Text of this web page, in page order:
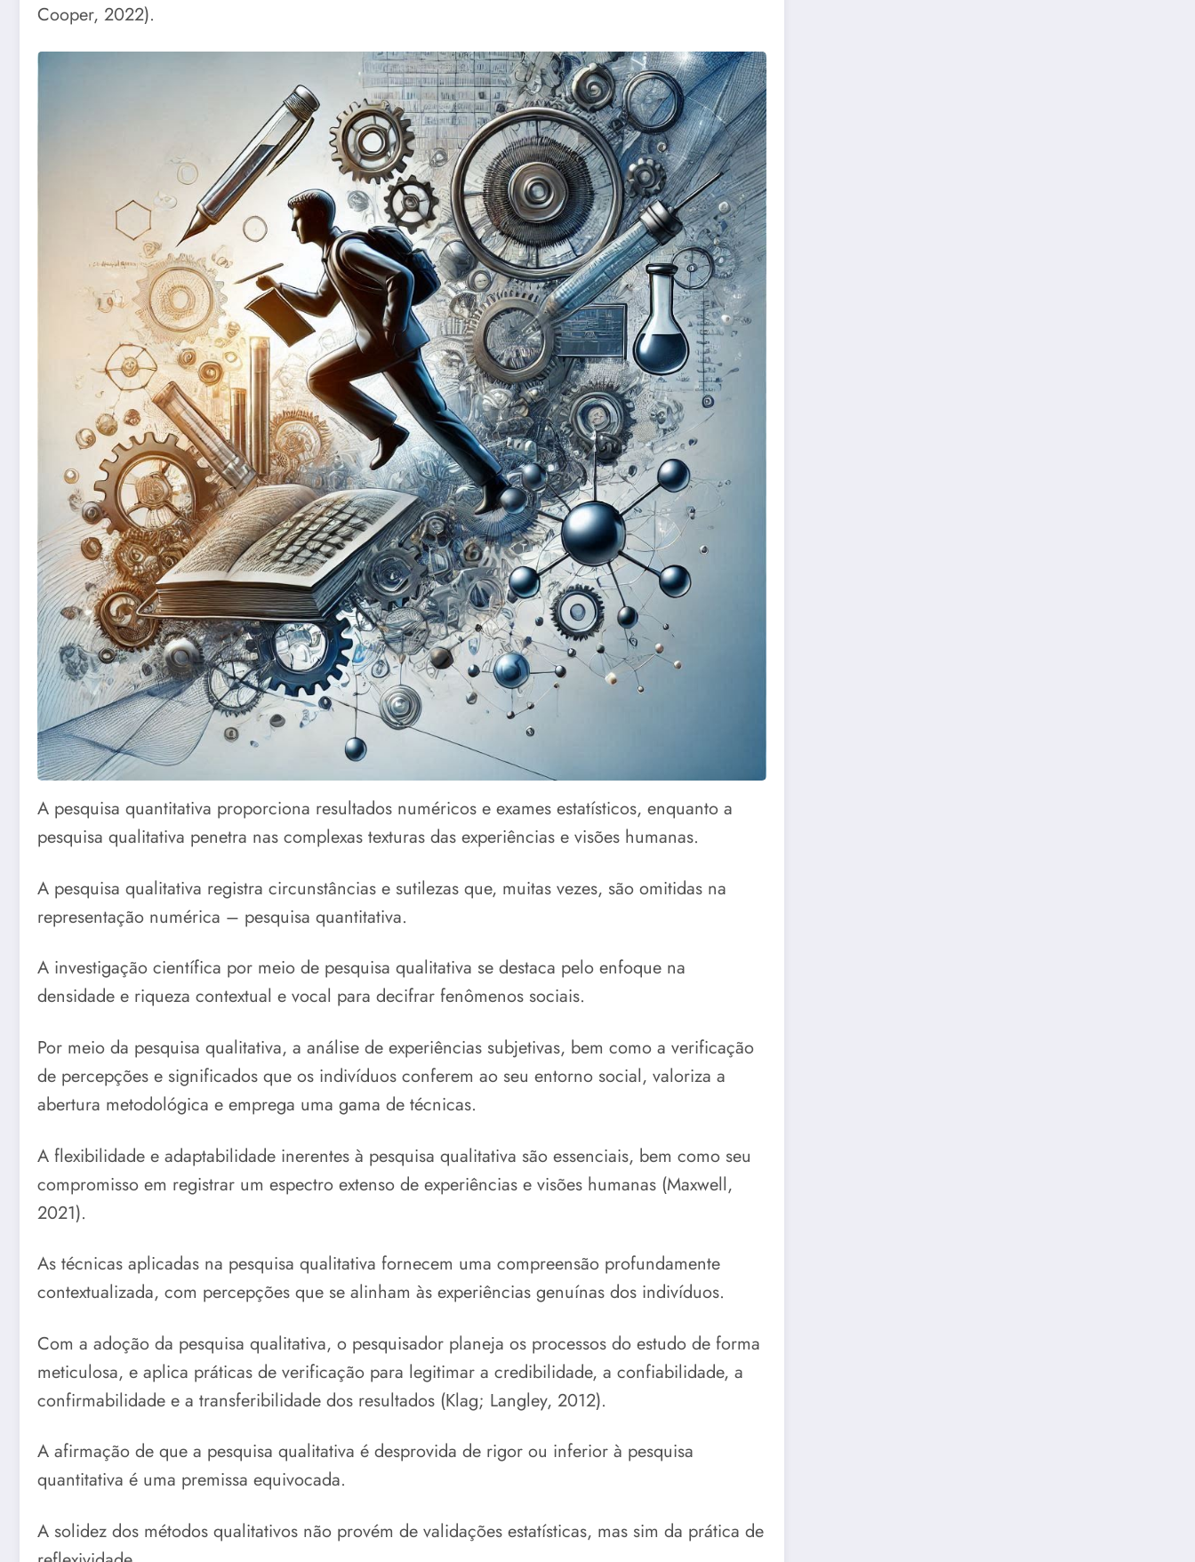
Cooper, 2022).
A pesquisa quantitativa proporciona resultados numéricos e exames estatísticos, enquanto a
pesquisa qualitativa penetra nas complexas texturas das experiências e visões humanas.
A pesquisa qualitativa registra circunstâncias e sutilezas que, muitas vezes, são omitidas na
representação numérica – pesquisa quantitativa.
A investigação científica por meio de pesquisa qualitativa se destaca pelo enfoque na
densidade e riqueza contextual e vocal para decifrar fenômenos sociais.
Por meio da pesquisa qualitativa, a análise de experiências subjetivas, bem como a verificação
de percepções e significados que os indivíduos conferem ao seu entorno social, valoriza a
abertura metodológica e emprega uma gama de técnicas.
A flexibilidade e adaptabilidade inerentes à pesquisa qualitativa são essenciais, bem como seu
compromisso em registrar um espectro extenso de experiências e visões humanas (Maxwell,
2021).
As técnicas aplicadas na pesquisa qualitativa fornecem uma compreensão profundamente
contextualizada, com percepções que se alinham às experiências genuínas dos indivíduos.
Com a adoção da pesquisa qualitativa, o pesquisador planeja os processos do estudo de forma
meticulosa, e aplica práticas de verificação para legitimar a credibilidade, a confiabilidade, a
confirmabilidade e a transferibilidade dos resultados (Klag; Langley, 2012).
A afirmação de que a pesquisa qualitativa é desprovida de rigor ou inferior à pesquisa
quantitativa é uma premissa equivocada.
A solidez dos métodos qualitativos não provém de validações estatísticas, mas sim da prática de